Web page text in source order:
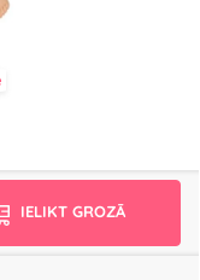
IELIKT GROZĀ